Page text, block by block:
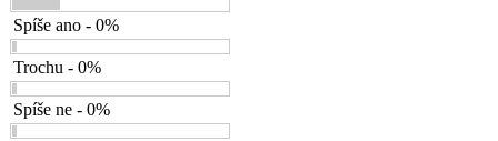
Spíše ano - 0%
Trochu - 0%
Spíše ne - 0%